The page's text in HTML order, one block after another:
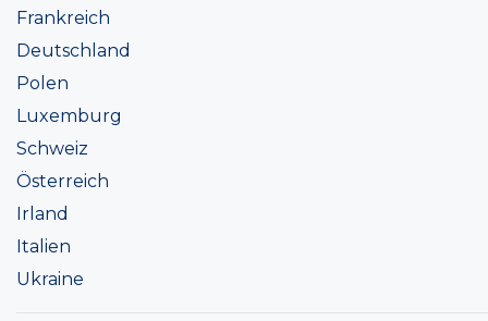
Frankreich
Deutschland
Polen
Luxemburg
Schweiz
Österreich
Irland
Italien
Ukraine